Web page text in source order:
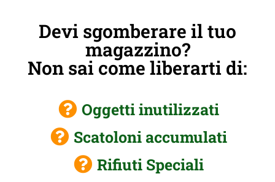
Devi sgomberare il tuo
magazzino?
Non sai come liberarti di:
Oggetti inutilizzati
Scatoloni accumulati
Rifiuti Speciali